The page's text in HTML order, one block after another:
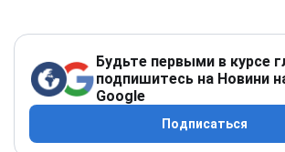
Будьте первыми в курсе
подпишитесь на Новини
Google
Подписаться